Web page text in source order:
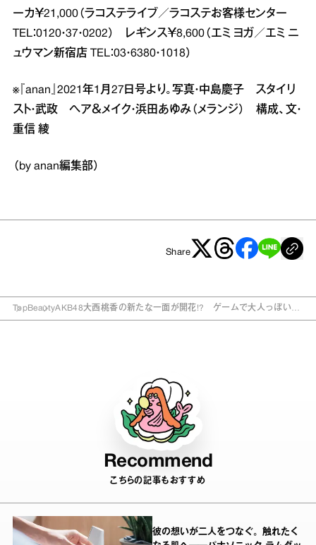
ーカ￥21,000（ラコステライブ／ラコステお客様センター
TEL：0120・37・0202） レギンス￥8,600（エミ ヨガ／エミ ニ
ュウマン新宿店 TEL：03・6380・1018）
※『anan』2021年1月27日号より。写真・中島慶子 スタイリ
スト・武政 ヘア＆メイク・浜田あゆみ（メランジ） 構成、文・
重信 綾
（by anan編集部）
Share
TopBeautyAKB48大西桃香の新たな一面が開花!? ゲームで大人っぽいダ
Recommend
こちらの記事もおすすめ
彼の想いが二人をつなぐ。触れたく